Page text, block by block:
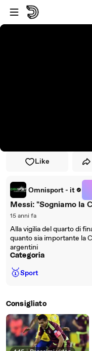
Vai al lettore
Passa al contenuto
Like
Omnisport - it
Messi: "Sogniamo la
15 anni fa
Alla vigilia del quarto di
quanto sia importante la
argentini
Categoria
🥇Sport
Consigliato